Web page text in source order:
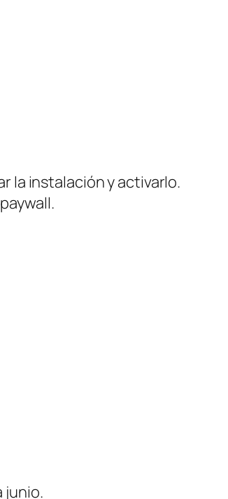
la instalación y activarlo.
junio.